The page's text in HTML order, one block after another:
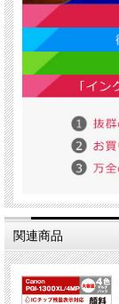
関連商品